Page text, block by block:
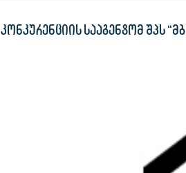
კონკურენციის სააგენტომ შპს